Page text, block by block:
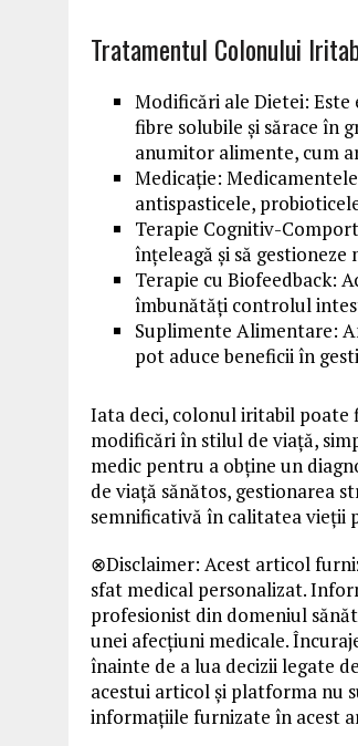
Tratamentul Colonului
Modificări ale Dietei: Este
fibre solubile și sărace în
anumitor alimente, cum
Medicație:
antispasticele,
Terapie Cognitiv-
înțeleagă și să
Terapie cu Biofeedback:
îmbunătăți controlul
Suplimente Alimentare:
pot aduce beneficii în
Iata deci, colonul iritabil poate
modificări în stilul de viață,
medic pentru a obține un
de viață sănătos, gestionarea
semnificativă în calitatea vieții
⊗Disclaimer: Acest articol
sfat medical personalizat.
profesionist din domeniul
unei afecțiuni medicale.
înainte de a lua decizii legate
acestui articol și platforma nu
informațiile furnizate în acest